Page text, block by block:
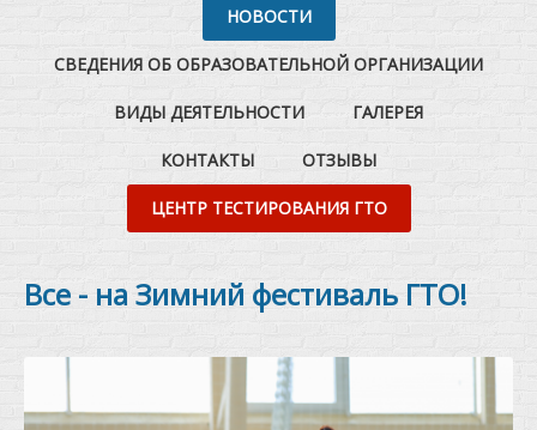
НОВОСТИ
СВЕДЕНИЯ ОБ ОБРАЗОВАТЕЛЬНОЙ ОРГАНИЗАЦИИ
ВИДЫ ДЕЯТЕЛЬНОСТИ ГАЛЕРЕЯ
КОНТАКТЫ ОТЗЫВЫ
ЦЕНТР ТЕСТИРОВАНИЯ ГТО
Все - на Зимний фестиваль ГТО!